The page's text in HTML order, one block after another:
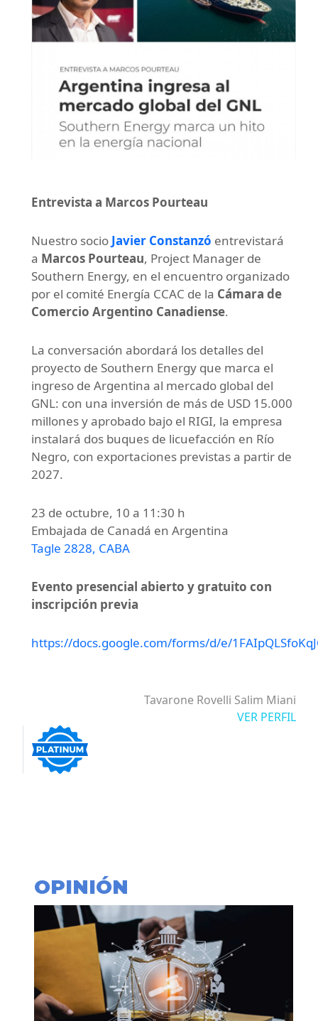
Entrevista a Marcos Pourteau
Nuestro socio Javier Constanzó entrevistará
a Marcos Pourteau, Project Manager de
Southern Energy, en el encuentro organizado
por el comité Energía CCAC de la Cámara de
Comercio Argentino Canadiense.
La conversación abordará los detalles del
proyecto de Southern Energy que marca el
ingreso de Argentina al mercado global del
GNL: con una inversión de más de USD 15.000
millones y aprobado bajo el RIGI, la empresa
instalará dos buques de licuefacción en Río
Negro, con exportaciones previstas a partir de
2027.
23 de octubre, 10 a 11:30 h
Embajada de Canadá en Argentina
Tagle 2828, CABA
Evento presencial abierto y gratuito con
inscripción previa
https://docs.google.com/forms/d/e/
Tavarone Rovelli Salim Miani
VER PERFIL
OPINIÓN